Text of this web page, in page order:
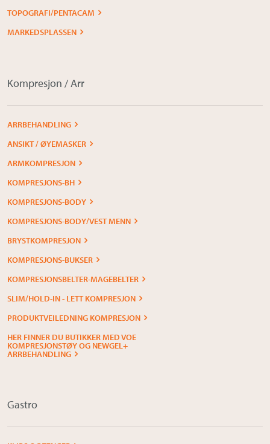
TOPOGRAFI/PENTACAM
MARKEDSPLASSEN
Kompresjon / Arr
ARRBEHANDLING
ANSIKT / ØYEMASKER
ARMKOMPRESJON
KOMPRESJONS-BH
KOMPRESJONS-BODY
KOMPRESJONS-BODY/VEST MENN
BRYSTKOMPRESJON
KOMPRESJONS-BUKSER
KOMPRESJONSBELTER-MAGEBELTER
SLIM/HOLD-IN - LETT KOMPRESJON
PRODUKTVEILEDNING KOMPRESJON
HER FINNER DU BUTIKKER MED VOE
KOMPRESJONSTØY OG NEWGEL+
ARRBEHANDLING
Gastro